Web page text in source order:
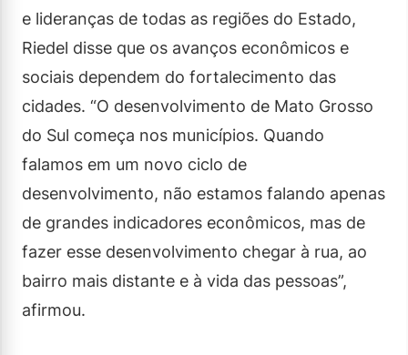
e lideranças de todas as regiões do Estado,
Riedel disse que os avanços econômicos e
sociais dependem do fortalecimento das
cidades. “O desenvolvimento de Mato Grosso
do Sul começa nos municípios. Quando
falamos em um novo ciclo de
desenvolvimento, não estamos falando apenas
de grandes indicadores econômicos, mas de
fazer esse desenvolvimento chegar à rua, ao
bairro mais distante e à vida das pessoas”,
afirmou.